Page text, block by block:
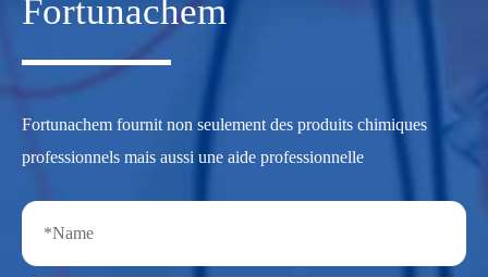
Fortunachem
Fortunachem fournit non seulement des produits chimiques
professionnels mais aussi une aide professionnelle